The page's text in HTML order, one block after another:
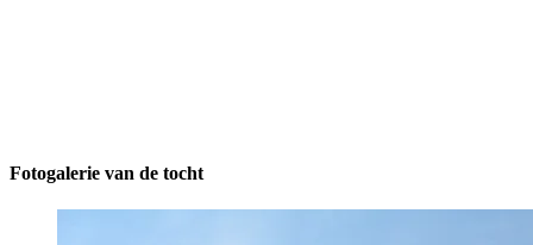
Fotogalerie van de tocht